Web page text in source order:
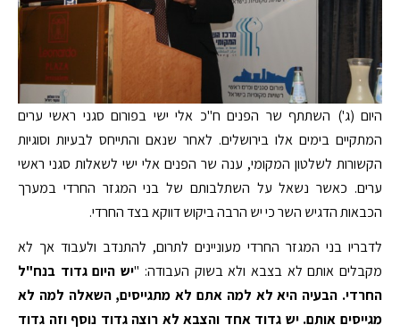
היום (ג') השתתף שר הפנים ח"כ אלי ישי בפורום סגני ראשי ערים
המתקיים בימים אלו בירושלים. לאחר שנאם והתייחס לבעיות וסוגיות
הקשורות לשלטון המקומי, ענה שר הפנים אלי ישי לשאלות סגני ראשי
ערים. כאשר נשאל על השתלבותם של בני המגזר החרדי במערך
הכבאות הדגיש השר כי יש הרבה ביקוש דווקא בצד החרדי.
לדבריו בני המגזר החרדי מעוניינים לתרום, להתנדב ולעבוד אך לא
מקבלים אותם לא בצבא ולא בשוק העבודה: "יש היום גדוד בנח"ל
החרדי. הבעיה היא לא למה אתם לא מתגייסים, השאלה למה לא
מגייסים אותם. יש גדוד אחד והצבא לא רוצה גדוד נוסף וזה גדוד